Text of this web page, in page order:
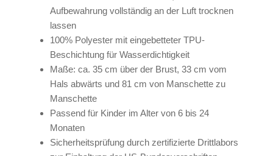
Aufbewahrung vollständig an der Luft trocknen
lassen
100% Polyester mit eingebetteter TPU-
Beschichtung für Wasserdichtigkeit
Maße: ca. 35 cm über der Brust, 33 cm vom
Hals abwärts und 81 cm von Manschette zu
Manschette
Passend für Kinder im Alter von 6 bis 24
Monaten
Sicherheitsprüfung durch zertifizierte Drittlabors